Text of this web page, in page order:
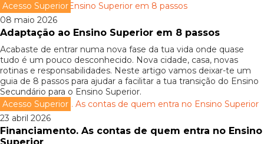
Acesso Superior
08 maio 2026
Adaptação ao Ensino Superior em 8 passos
Acabaste de entrar numa nova fase da tua vida onde quase
tudo é um pouco desconhecido. Nova cidade, casa, novas
rotinas e responsabilidades. Neste artigo vamos deixar-te um
guia de 8 passos para ajudar a facilitar a tua transição do Ensino
Secundário para o Ensino Superior.
Acesso Superior
23 abril 2026
Financiamento. As contas de quem entra no Ensino